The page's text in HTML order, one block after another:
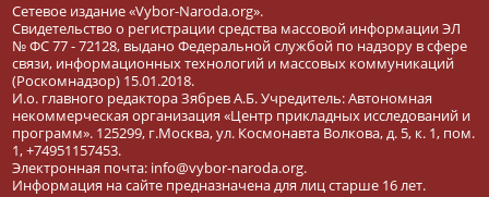
Сетевое издание «Vybor-Naroda.org».
Свидетельство о регистрации средства массовой информации ЭЛ
№ ФС 77 - 72128, выдано Федеральной службой по надзору в сфере
связи, информационных технологий и массовых коммуникаций
(Роскомнадзор) 15.01.2018.
И.о. главного редактора Зябрев А.Б. Учредитель: Автономная
некоммерческая организация «Центр прикладных исследований и
программ». 125299, г.Москва, ул. Космонавта Волкова, д. 5, к. 1, пом.
1, +74951157453.
Электронная почта: info@vybor-naroda.org.
Информация на сайте предназначена для лиц старше 16 лет.